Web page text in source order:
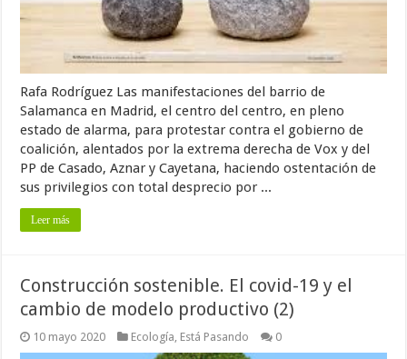
Rafa Rodríguez Las manifestaciones del barrio de
Salamanca en Madrid, el centro del centro, en pleno
estado de alarma, para protestar contra el gobierno de
coalición, alentados por la extrema derecha de Vox y del
PP de Casado, Aznar y Cayetana, haciendo ostentación de
sus privilegios con total desprecio por ...
Leer más
Construcción sostenible. El covid-19 y el
cambio de modelo productivo (2)
10 mayo 2020 Ecología, Está Pasando 0